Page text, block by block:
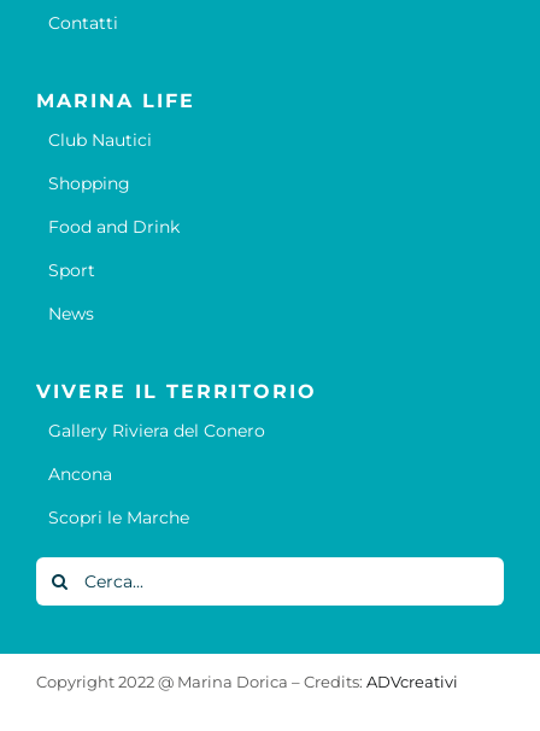
Contatti
MARINA LIFE
Club Nautici
Shopping
Food and Drink
Sport
News
VIVERE IL TERRITORIO
Gallery Riviera del Conero
Ancona
Scopri le Marche
Cerca
per:
Copyright 2022 @ Marina Dorica – Credits: ADVcreativi